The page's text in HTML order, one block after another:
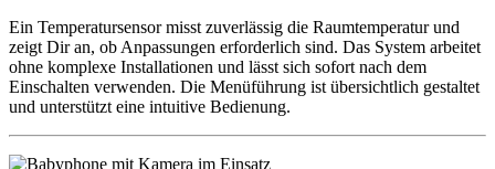
Ein Temperatursensor misst zuverlässig die Raumtemperatur und
zeigt Dir an, ob Anpassungen erforderlich sind. Das System arbeitet
ohne komplexe Installationen und lässt sich sofort nach dem
Einschalten verwenden. Die Menüführung ist übersichtlich gestaltet
und unterstützt eine intuitive Bedienung.